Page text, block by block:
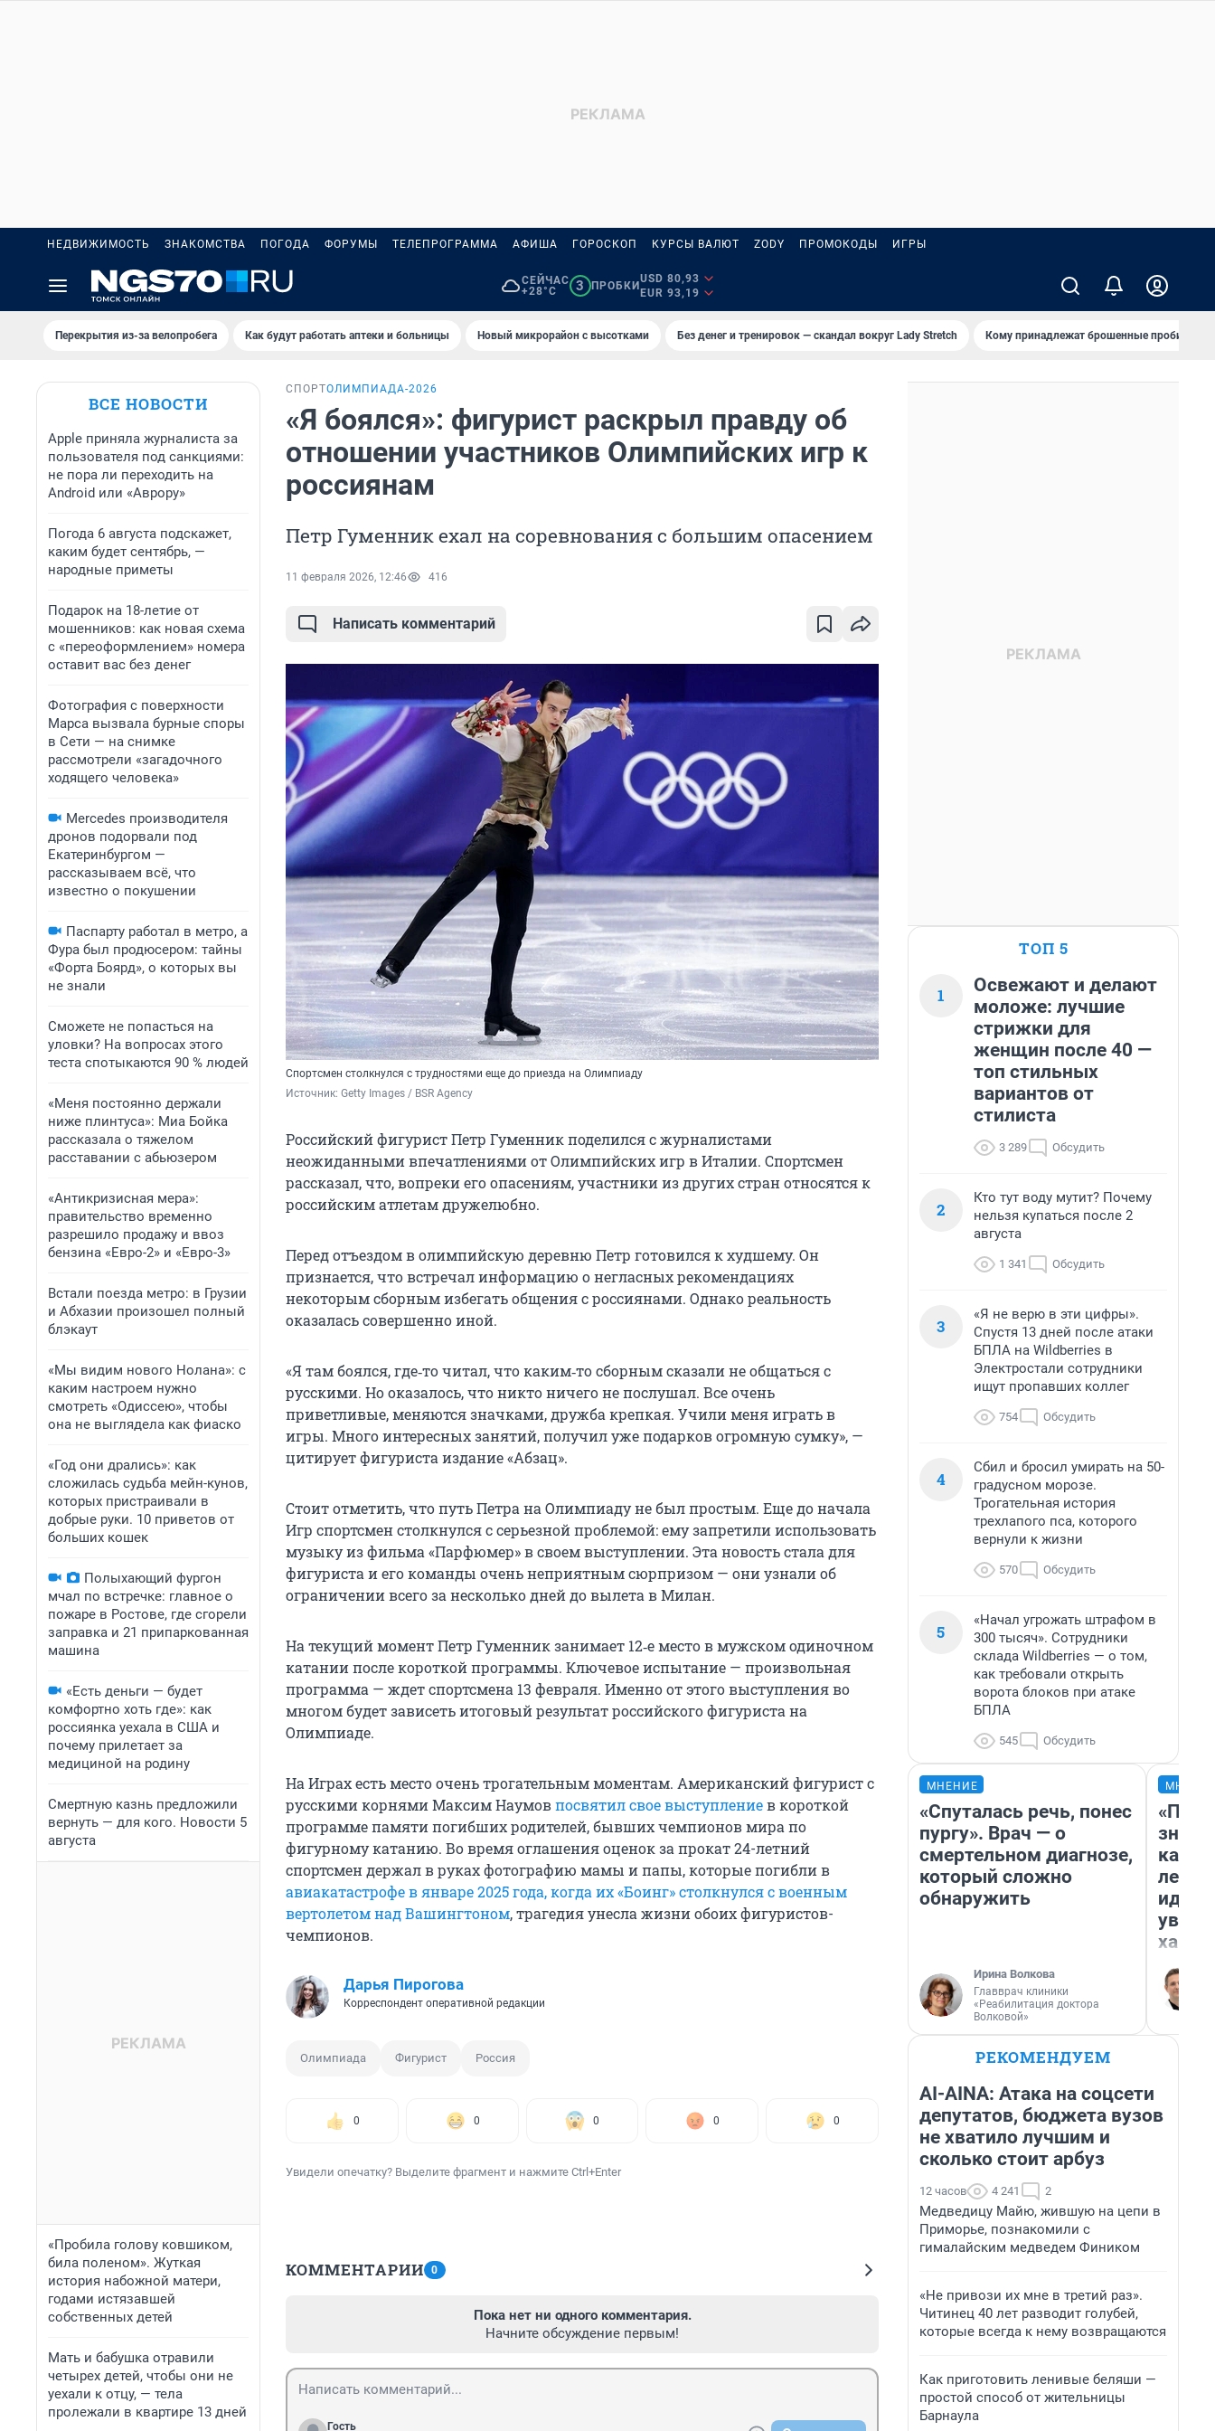
НЕДВИЖИМОСТЬ ЗНАКОМСТВА ПОГОДА ФОРУМЫ ТЕЛЕПРОГРАММА АФИША ГОРОСКОП КУРСЫ ВАЛЮТ ZODY ПРОМОКОДЫ ИГРЫ
СЕЙЧАС
+28°C
3 ПРОБКИ
USD 80,93
EUR 93,19
Перекрытия из-за велопробега Как будут работать аптеки и больницы Новый микрорайон с высотками Без денег и тренировок — скандал вокруг Lady Stretch Кому принадлежат брошенные пробирки?
ВСЕ НОВОСТИ
Apple приняла журналиста за
пользователя под санкциями:
не пора ли переходить на
Android или «Аврору»
Погода 6 августа подскажет,
каким будет сентябрь, —
народные приметы
Подарок на 18-летие от
мошенников: как новая схема
с «переоформлением» номера
оставит вас без денег
Фотография с поверхности
Марса вызвала бурные споры
в Сети — на снимке
рассмотрели «загадочного
ходящего человека»
Mercedes производителя
дронов подорвали под
Екатеринбургом —
рассказываем всё, что
известно о покушении
Паспарту работал в метро, а
Фура был продюсером: тайны
«Форта Боярд», о которых вы
не знали
Сможете не попасться на
уловки? На вопросах этого
теста спотыкаются 90 % людей
«Меня постоянно держали
ниже плинтуса»: Миа Бойка
рассказала о тяжелом
расставании с абьюзером
«Антикризисная мера»:
правительство временно
разрешило продажу и ввоз
бензина «Евро-2» и «Евро-3»
Встали поезда метро: в Грузии
и Абхазии произошел полный
блэкаут
«Мы видим нового Нолана»: с
каким настроем нужно
смотреть «Одиссею», чтобы
она не выглядела как фиаско
«Год они дрались»: как
сложилась судьба мейн-кунов,
которых пристраивали в
добрые руки. 10 приветов от
больших кошек
Полыхающий фургон
мчал по встречке: главное о
пожаре в Ростове, где сгорели
заправка и 21 припаркованная
машина
«Есть деньги — будет
комфортно хоть где»: как
россиянка уехала в США и
почему прилетает за
медициной на родину
Смертную казнь предложили
вернуть — для кого. Новости 5
августа
«Пробила голову ковшиком,
била поленом». Жуткая
история набожной матери,
годами истязавшей
собственных детей
Мать и бабушка отравили
четырех детей, чтобы они не
уехали к отцу, — тела
пролежали в квартире 13 дней
СПОРТОЛИМПИАДА-2026
«Я боялся»: фигурист раскрыл правду об
отношении участников Олимпийских игр к
россиянам
Петр Гуменник ехал на соревнования с большим опасением
11 февраля 2026, 12:46 416
Написать комментарий
Спортсмен столкнулся с трудностями еще до приезда на Олимпиаду
Источник: Getty Images / BSR Agency
Российский фигурист Петр Гуменник поделился с журналистами
неожиданными впечатлениями от Олимпийских игр в Италии. Спортсмен
рассказал, что, вопреки его опасениям, участники из других стран относятся к
российским атлетам дружелюбно.
Перед отъездом в олимпийскую деревню Петр готовился к худшему. Он
признается, что встречал информацию о негласных рекомендациях
некоторым сборным избегать общения с россиянами. Однако реальность
оказалась совершенно иной.
«Я там боялся, где‑то читал, что каким‑то сборным сказали не общаться с
русскими. Но оказалось, что никто ничего не послушал. Все очень
приветливые, меняются значками, дружба крепкая. Учили меня играть в
игры. Много интересных занятий, получил уже подарков огромную сумку», —
цитирует фигуриста издание «Абзац».
Стоит отметить, что путь Петра на Олимпиаду не был простым. Еще до начала
Игр спортсмен столкнулся с серьезной проблемой: ему запретили использовать
музыку из фильма «Парфюмер» в своем выступлении. Эта новость стала для
фигуриста и его команды очень неприятным сюрпризом — они узнали об
ограничении всего за несколько дней до вылета в Милан.
На текущий момент Петр Гуменник занимает 12‑е место в мужском одиночном
катании после короткой программы. Ключевое испытание — произвольная
программа — ждет спортсмена 13 февраля. Именно от этого выступления во
многом будет зависеть итоговый результат российского фигуриста на
Олимпиаде.
На Играх есть место очень трогательным моментам. Американский фигурист с
русскими корнями Максим Наумовпосвятил свое выступлениев короткой
программе памяти погибших родителей, бывших чемпионов мира по
фигурному катанию. Во время оглашения оценок за прокат 24-летний
спортсмен держал в руках фотографию мамы и папы, которые погибли в
авиакатастрофе в январе 2025 года, когда их «Боинг» столкнулся с военным
вертолетом над Вашингтоном, трагедия унесла жизни обоих фигуристов-
чемпионов.
Дарья Пирогова
Корреспондент оперативной редакции
Олимпиада Фигурист Россия
0 0 0 0 0
Увидели опечатку? Выделите фрагмент и нажмите Ctrl+Enter
КОММЕНТАРИИ 0
Пока нет ни одного комментария.
Начните обсуждение первым!
Гость
ТОП 5
1
Освежают и делают
моложе: лучшие
стрижки для
женщин после 40 —
топ стильных
вариантов от
стилиста
3 289 Обсудить
2
Кто тут воду мутит? Почему
нельзя купаться после 2
августа
1 341 Обсудить
3
«Я не верю в эти цифры».
Спустя 13 дней после атаки
БПЛА на Wildberries в
Электростали сотрудники
ищут пропавших коллег
754 Обсудить
4
Сбил и бросил умирать на 50-
градусном морозе.
Трогательная история
трехлапого пса, которого
вернули к жизни
570 Обсудить
5
«Начал угрожать штрафом в
300 тысяч». Сотрудники
склада Wildberries — о том,
как требовали открыть
ворота блоков при атаке
БПЛА
545 Обсудить
МНЕНИЕ
«Спуталась речь, понес
пургу». Врач — о
смертельном диагнозе,
который сложно
обнаружить
Ирина Волкова
Главврач клиники
«Реабилитация доктора
Волковой»
идею
РЕКОМЕНДУЕМ
AI-AINA: Атака на соцсети
депутатов, бюджета вузов
не хватило лучшим и
сколько стоит арбуз
12 часов 4 241 2
Медведицу Майю, жившую на цепи в
Приморье, познакомили с
гималайским медведем Фиником
«Не привози их мне в третий раз».
Читинец 40 лет разводит голубей,
которые всегда к нему возвращаются
Как приготовить ленивые беляши —
простой способ от жительницы
Барнаула